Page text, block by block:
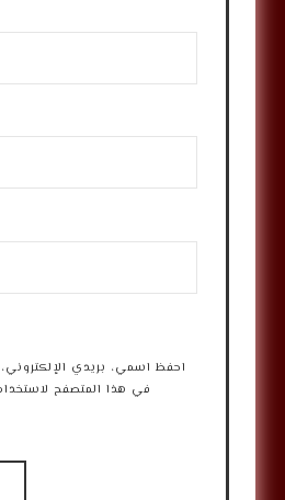
احفظ اسمي، بريدي
في هذا المتصفح